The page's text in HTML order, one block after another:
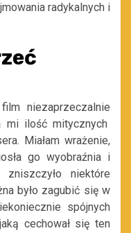
radykalnych i
filmniezaprzeczalnie
mi ilość mitycznych
Miałam wrażenie,
go wyobraźnia i
zniszczyło niektóre
było zagubić sięw
spójnych
jaką cechował sięten